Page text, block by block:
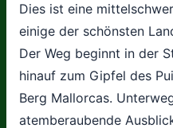
Dies ist eine
einige der schönsten
Der Weg beginnt in der
hinauf zum Gipfel des
Berg Mallorcas.
atemberaubende